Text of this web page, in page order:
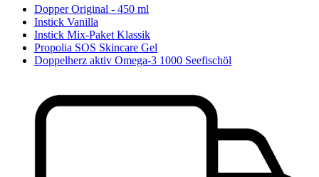
Dopper Original - 450 ml
Instick Vanilla
Instick Mix-Paket Klassik
Propolia SOS Skincare Gel
Doppelherz aktiv Omega-3 1000 Seefischöl